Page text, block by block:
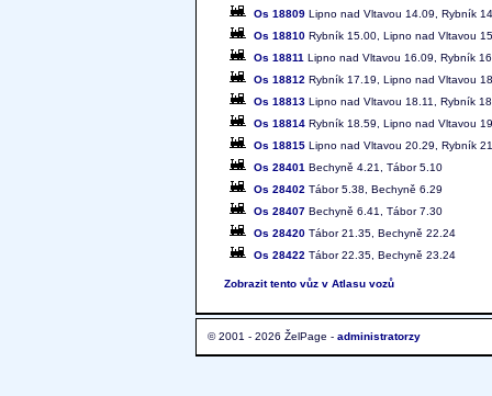
Os 18809 Lipno nad Vltavou 14.09, Rybník
Os 18810 Rybník 15.00, Lipno nad Vltavou
Os 18811 Lipno nad Vltavou 16.09, Rybník
Os 18812 Rybník 17.19, Lipno nad Vltavou
Os 18813 Lipno nad Vltavou 18.11, Rybník
Os 18814 Rybník 18.59, Lipno nad Vltavou
Os 18815 Lipno nad Vltavou 20.29, Rybník
Os 28401 Bechyně 4.21, Tábor 5.10
Os 28402 Tábor 5.38, Bechyně 6.29
Os 28407 Bechyně 6.41, Tábor 7.30
Os 28420 Tábor 21.35, Bechyně 22.24
Os 28422 Tábor 22.35, Bechyně 23.24
Zobrazit tento vůz v Atlasu vozů
© 2001 - 2026 ŽelPage - administratorzy